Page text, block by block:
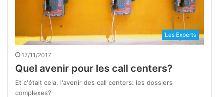
Les Experts
17/11/2017
Quel avenir pour les call centers?
Et c'était cela, l'avenir des call centers: les dossiers
complexes?